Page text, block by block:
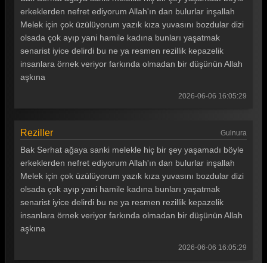
erkeklerden nefret ediyorum Allah'ın dan bulurlar inşallah
Melek için çok üzülüyorum yazık kıza yuvasını bozdular dizi
olsada çok ayıp yani hamile kadına bunları yaşatmak
senarist iyice delirdi bu ne ya resmen rezillik kepazelik
insanlara örnek veriyor farkında olmadan bir düşünün Allah
aşkına
2026-06-06 16:05:29
Reziller Gulnura
Bak Serhat ağaya sanki melekle hiç bir şey yaşamadı böyle
erkeklerden nefret ediyorum Allah'ın dan bulurlar inşallah
Melek için çok üzülüyorum yazık kıza yuvasını bozdular dizi
olsada çok ayıp yani hamile kadına bunları yaşatmak
senarist iyice delirdi bu ne ya resmen rezillik kepazelik
insanlara örnek veriyor farkında olmadan bir düşünün Allah
aşkına
2026-06-06 16:05:29